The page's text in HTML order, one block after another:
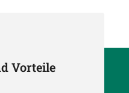
Vorteile